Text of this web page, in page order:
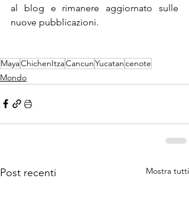
al blog e rimanere aggiornato sulle
nuove pubblicazioni.
MayaChichenItzaCancunYucatancenote
Mondo
Post recenti Mostra tutti